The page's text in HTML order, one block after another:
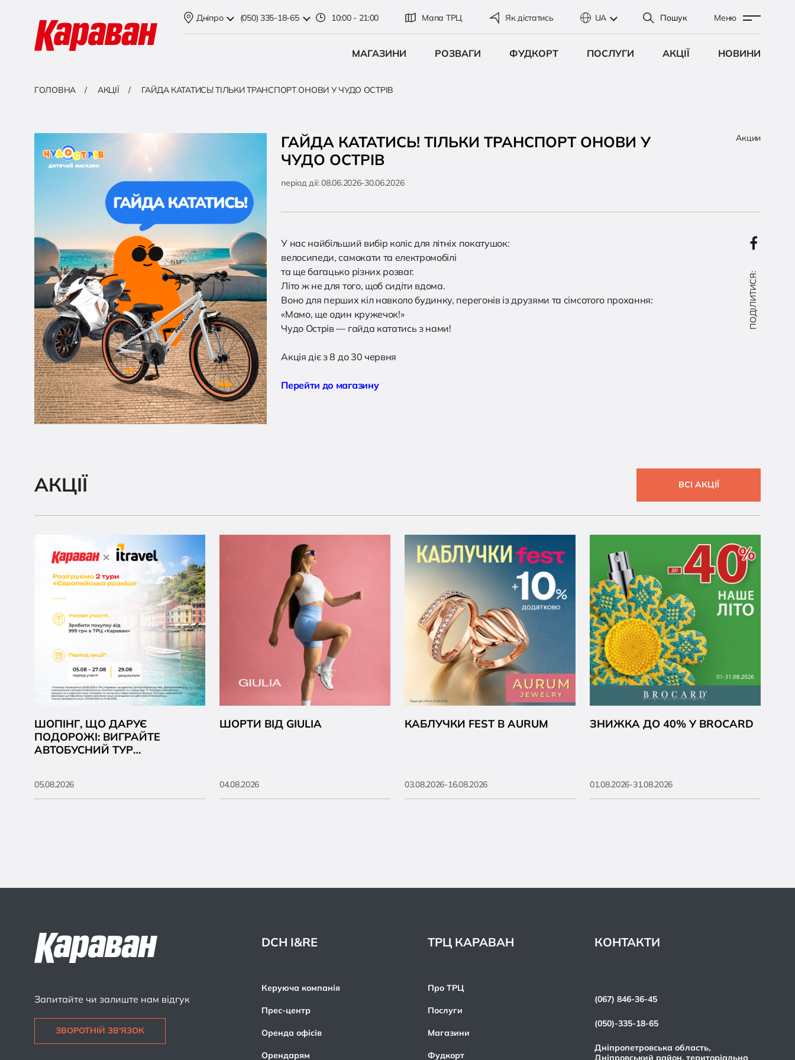
Дніпро (050) 335-18-65 10:00 - 21:00 Мапа ТРЦ Як дістатись UA Пошук Меню
МАГАЗИНИ РОЗВАГИ ФУДКОРТ ПОСЛУГИ АКЦІЇ НОВИНИ
ГОЛОВНА АКЦІЇ ГАЙДА КАТАТИСЬ! ТІЛЬКИ ТРАНСПОРТ ОНОВИ У ЧУДО ОСТРІВ
ГАЙДА КАТАТИСЬ! ТІЛЬКИ ТРАНСПОРТ ОНОВИ У
ЧУДО ОСТРІВ
період дії: 08.06.2026-30.06.2026
Акции
У нас найбільший вибір коліс для літніх покатушок:
велосипеди, самокати та електромобілі
та ще багацько різних розваг.
Літо ж не для того, щоб сидіти вдома.
Воно для перших кіл навколо будинку, перегонів із друзями та сімсотого прохання:
«Мамо, ще один кружечок!»
Чудо Острів — гайда кататись з нами!
Акція діє з 8 до 30 червня
Перейти до магазину
ПОДІЛИТИСЯ:
АКЦІЇ ВСІ АКЦІЇ
ШОПІНГ, ЩО ДАРУЄ
ПОДОРОЖІ: ВИГРАЙТЕ
АВТОБУСНИЙ ТУР
05.08.2026
ШОРТИ ВІД GIULIA
04.08.2026
КАБЛУЧКИ FEST В AURUM
03.08.2026-16.08.2026
ЗНИЖКА ДО 40% У BROCARD
01.08.2026-31.08.2026
Запитайте чи залиште нам відгук
ЗВОРОТНІЙ ЗВ'ЯЗОК
DCH I&RE
Керуюча компанія
Прес-центр
Оренда офісів
Орендарям
ТРЦ КАРАВАН
Про ТРЦ
Послуги
Магазини
Фудкорт
КОНТАКТИ
(067) 846-36-45
(050)-335-18-65
Дніпропетровська область,
Дніпровський район, територіальна